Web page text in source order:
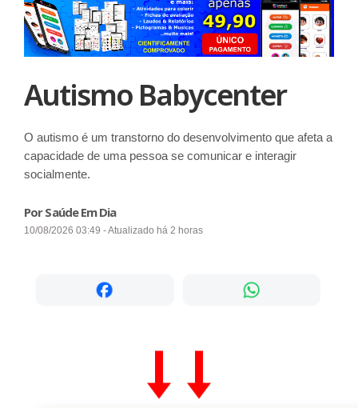
Autismo Babycenter
O autismo é um transtorno do desenvolvimento que afeta a
capacidade de uma pessoa se comunicar e interagir
socialmente.
Por Saúde Em Dia
10/08/2026 03:49 - Atualizado há 2 horas